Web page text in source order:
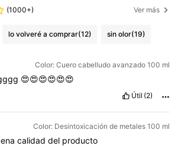
(1000+) Ver más
lo volveré a comprar(12) sin olor(19)
Color: Cuero cabelludo avanzado 100 ml
😍😍😍😍😍😍
Útil (2)
Color: Desintoxicación de metales 100 ml
calidaddel producto